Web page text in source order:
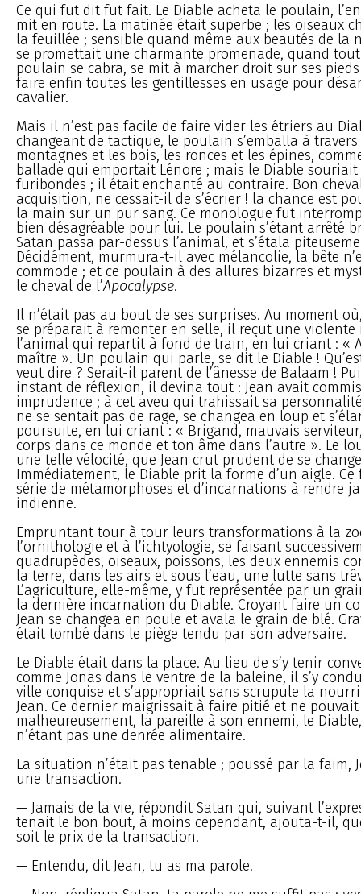
Ce qui fut dit fut fait. Le Diable acheta le poulain,
mit en route. La matinée était superbe ; les oiseaux
la feuillée ; sensible quand même aux beautés de la
se promettait une charmante promenade, quand
poulain se cabra, se mit à marcher droit sur ses
faire enfin toutes les gentillesses en usage pour
cavalier.
Mais il n’est pas facile de faire vider les étriers au
changeant de tactique, le poulain s’emballa à
montagnes et les bois, les ronces et les épines,
ballade qui emportait Lénore ; mais le Diable souriait
furibondes ; il était enchanté au contraire. Bon
acquisition, ne cessait-il de s’écrier ! la chance est
la main sur un pur sang. Ce monologue fut
bien désagréable pour lui. Le poulain s’étant arrêté
Satan passa par-dessus l’animal, et s’étala
Décidément, murmura-t-il avec mélancolie, la bête
commode ; et ce poulain à des allures bizarres et
le cheval de l’Apocalypse.
Il n’était pas au bout de ses surprises. Au moment
se préparait à remonter en selle, il reçut une violente
l’animal qui repartit à fond de train, en lui criant : «
maître ». Un poulain qui parle, se dit le Diable !
veut dire ? Serait-il parent de l’ânesse de Balaam !
instant de réflexion, il devina tout : Jean avait
imprudence ; à cet aveu qui trahissait sa
ne se sentait pas de rage, se changea en loup et
poursuite, en lui criant : « Brigand, mauvais
corps dans ce monde et ton âme dans l’autre ». Le
une telle vélocité, que Jean crut prudent de se
Immédiatement, le Diable prit la forme d’un aigle.
série de métamorphoses et d’incarnations à rendre
indienne.
Empruntant tour à tour leurs transformations à la
l’ornithologie et à l’ichtyologie, se faisant
quadrupèdes, oiseaux, poissons, les deux ennemis
la terre, dans les airs et sous l’eau, une lutte sans
L’agriculture, elle-même, y fut représentée par un
la dernière incarnation du Diable. Croyant faire un
Jean se changea en poule et avala le grain de blé.
était tombé dans le piège tendu par son adversaire.
Le Diable était dans la place. Au lieu de s’y tenir
comme Jonas dans le ventre de la baleine, il s’y
ville conquise et s’appropriait sans scrupule la
Jean. Ce dernier maigrissait à faire pitié et ne
malheureusement, la pareille à son ennemi, le
n’étant pas une denrée alimentaire.
La situation n’était pas tenable ; poussé par la faim,
une transaction.
— Jamais de la vie, répondit Satan qui, suivant
tenait le bon bout, à moins cependant, ajouta-t-il,
soit le prix de la transaction.
— Entendu, dit Jean, tu as ma parole.